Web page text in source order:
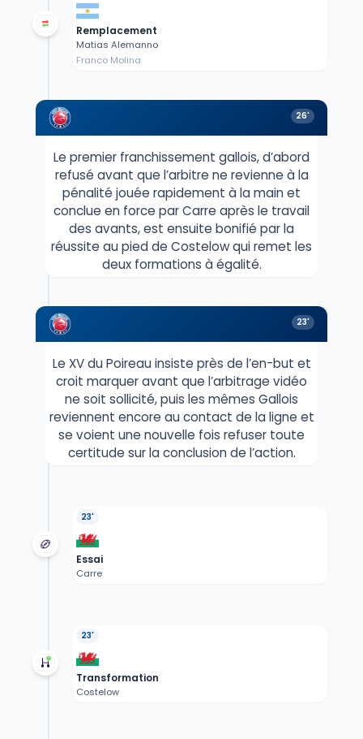
Remplacement
Matias Alemanno
Franco Molina
26'
Le premier franchissement gallois, d’abord
refusé avant que l’arbitre ne revienne à la
pénalité jouée rapidement à la main et
conclue en force par Carre après le travail
des avants, est ensuite bonifié par la
réussite au pied de Costelow qui remet les
deux formations à égalité.
23'
Le XV du Poireau insiste près de l’en-but et
croit marquer avant que l’arbitrage vidéo
ne soit sollicité, puis les mêmes Gallois
reviennent encore au contact de la ligne et
se voient une nouvelle fois refuser toute
certitude sur la conclusion de l’action.
23'
Essai
Carre
23'
Transformation
Costelow